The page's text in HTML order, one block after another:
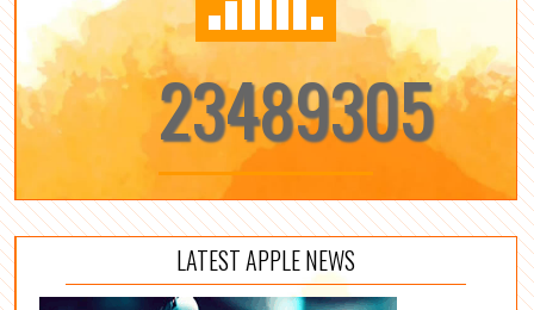
23489305
LATEST APPLE NEWS